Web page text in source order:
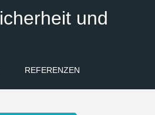
und
REFERENZEN